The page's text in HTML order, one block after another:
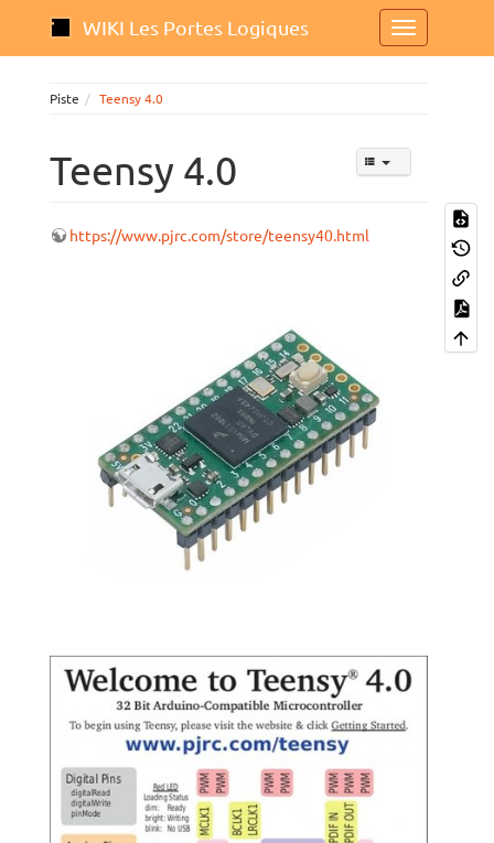
WIKI Les Portes Logiques
Piste Teensy 4.0
Teensy 4.0
https://www.pjrc.com/store/teensy40.html